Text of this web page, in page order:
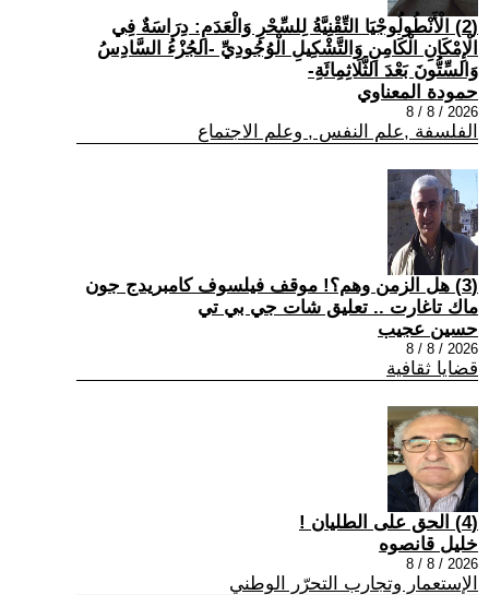
(2) الْأَنْطُولُوجْيَا التِّقْنِيَّةُ لِلسِّحْرِ وَالْعَدَمِ: دِرَاسَةٌ فِي
الْإِمْكَانِ الْكَامِنِ وَالتَّشْكِيلِ الْوُجُودِيِّ -الجُزْءُ السَّادِسُ
وَالسِّتُّونَ بَعْدَ الثَّلَاثِمِائَةِ-
حمودة المعناوي
2026 / 8 / 8
الفلسفة ,علم النفس , وعلم الاجتماع
(3) هل الزمن وهم؟! موقف فيلسوف كامبريدج جون
ماك تاغارت .. تعليق شات جي بي تي
حسين عجيب
2026 / 8 / 8
قضايا ثقافية
(4) الحق على الطليان !
خليل قانصوه
2026 / 8 / 8
الإستعمار وتجارب التحرّر الوطني